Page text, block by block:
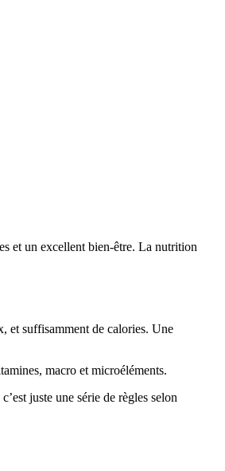
et un excellent bien-être. La nutrition
et suffisamment de calories. Une
macro et microéléments.
juste une série de règles selon